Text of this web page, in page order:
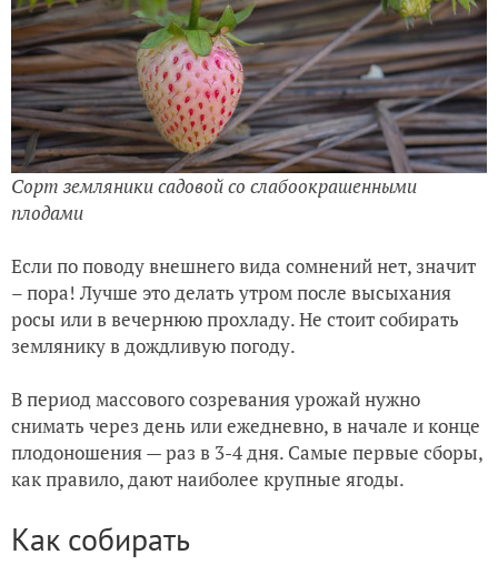
Сорт земляники садовой со слабоокрашенными
плодами
Если по поводу внешнего вида сомнений нет, значит
– пора! Лучше это делать утром после высыхания
росы или в вечернюю прохладу. Не стоит собирать
землянику в дождливую погоду.
В период массового созревания урожай нужно
снимать через день или ежедневно, в начале и конце
плодоношения — раз в 3-4 дня. Самые первые сборы,
как правило, дают наиболее крупные ягоды.
Как собирать